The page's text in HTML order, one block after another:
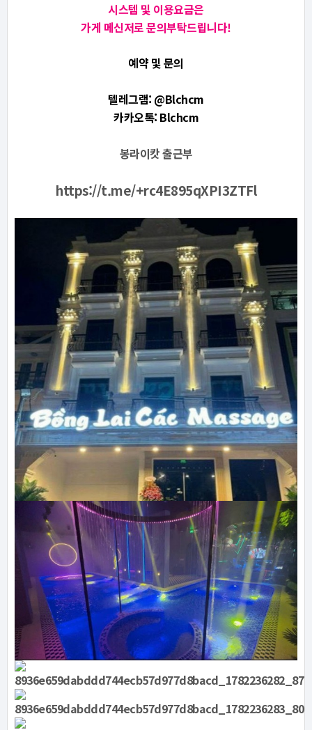
시스템 및 이용요금은
가게 메신저로 문의부탁드립니다!
예약 및 문의
텔레그램: @Blchcm
카카오톡: Blchcm
봉라이캇 출근부
https://t.me/+rc4E895qXPI3ZTFl